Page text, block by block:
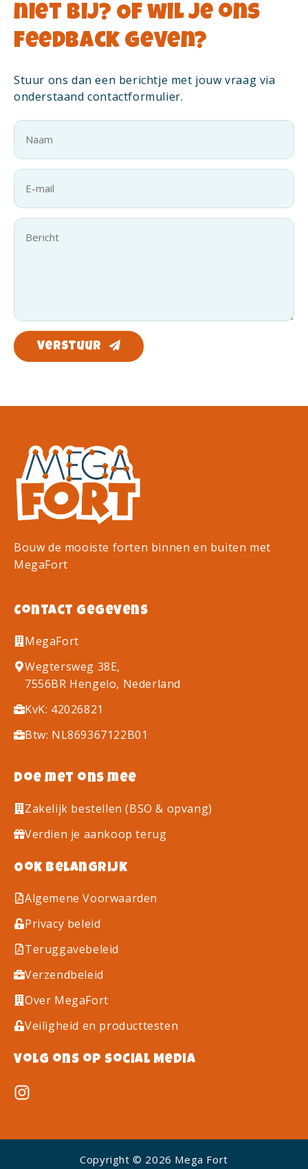
niet bij? Of wil je ons
feedback geven?
Stuur ons dan een berichtje met jouw vraag via
onderstaand contactformulier.
Verstuur
Bouw de mooiste forten binnen en buiten met
MegaFort
Contact gegevens
MegaFort
Wegtersweg 38E,
7556BR Hengelo, Nederland
KvK: 42026821
Btw: NL869367122B01
Doe met ons mee
Zakelijk bestellen (BSO & opvang)
Verdien je aankoop terug
Ook belangrijk
Algemene Voorwaarden
Privacy beleid
Teruggavebeleid
Verzendbeleid
Over MegaFort
Veiligheid en producttesten
Volg ons op Social Media
Copyright © 2026 Mega Fort